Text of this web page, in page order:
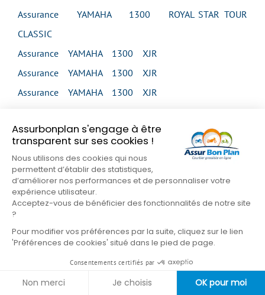
Assurbonplan s'engage à être
transparent sur ses cookies !
Nous utilisons des cookies qui nous
permettent d’établir des statistiques,
d’améliorer nos performances et de personnaliser votre
expérience utilisateur.
Acceptez-vous de bénéficier des fonctionnalités de notre site
?
Pour modifier vos préférences par la suite, cliquez sur le lien
'Préférences de cookies' situé dans le pied de page.
Consentements certifiés par
Non merci Je choisis OK pour moi
Assurance YAMAHA 1300 ROYAL STAR TOUR
CLASSIC
Assurance YAMAHA 1300 XJR
Assurance YAMAHA 1300 XJR
Assurance YAMAHA 1300 XJR
Assurance YAMAHA 1300 XJR SP
Assurance YAMAHA 1300 XVS MIDNIGHT STAR
Assurance YAMAHA 1300 XVS MIDNIGHT STAR
Assurance YAMAHA 1300 XVS TOUR CLASSIC
Assurance YAMAHA 1300 XVZ VENTURE
Assurance YAMAHA 1300 XVZ ROYAL STAR
VENTURE
Assurance YAMAHA 1600 XV WILD STAR
Assurance YAMAHA 1600 XV WILD STAR